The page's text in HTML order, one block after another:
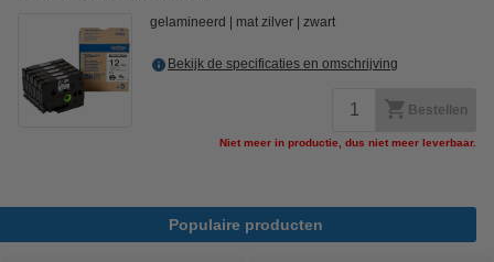
gelamineerd mat zilver zwart
Bekijk de specificaties en omschrijving
Bestellen
Niet meer in productie, dus niet meer leverbaar.
Populaire producten